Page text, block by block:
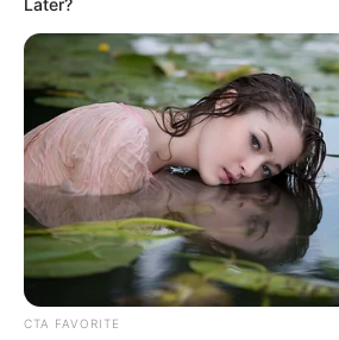
Later?
CTA FAVORITE